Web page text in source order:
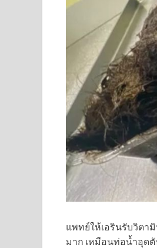
แพทย์ให้เอรินรับวิตา
มาก เหมือนท่อน้ำอุดตั